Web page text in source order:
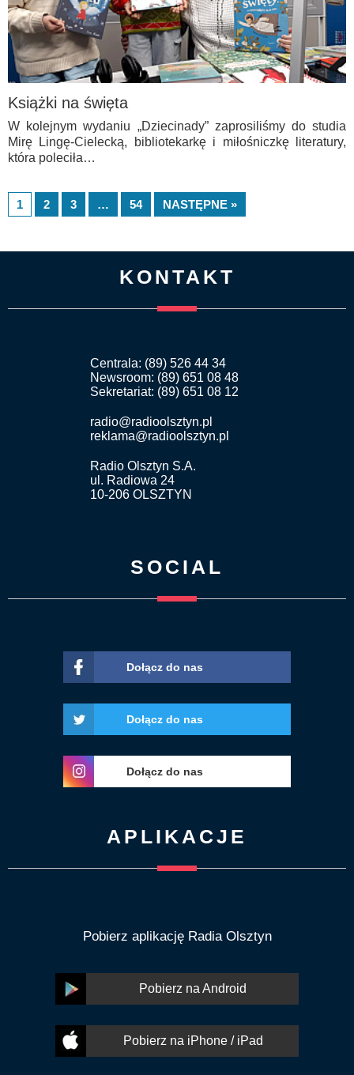
Książki na święta
W kolejnym wydaniu „Dziecinady” zaprosiliśmy do studia
Mirę Lingę-Cielecką, bibliotekarkę i miłośniczkę literatury,
która poleciła…
1 2 3 … 54 NASTĘPNE »
KONTAKT
Centrala: (89) 526 44 34
Newsroom: (89) 651 08 48
Sekretariat: (89) 651 08 12
radio@radioolsztyn.pl
reklama@radioolsztyn.pl
Radio Olsztyn S.A.
ul. Radiowa 24
10-206 OLSZTYN
SOCIAL
Dołącz do nas
Dołącz do nas
Dołącz do nas
APLIKACJE
Pobierz aplikację Radia Olsztyn
Pobierz na Android
Pobierz na iPhone / iPad